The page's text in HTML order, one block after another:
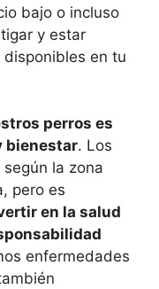
bajo o incluso
y estar
en tu
perros es
bienestar. Los
la zona
pero es
en la salud
enfermedades